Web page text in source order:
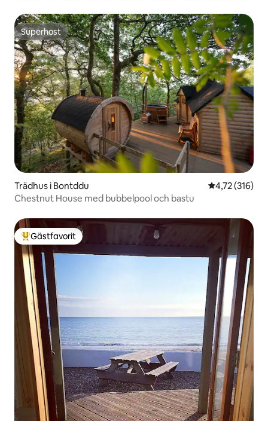
Superhost
Superhost
Trädhus i Bontddu 4,72 av 5 i
4,72 (316)
Chestnut House med bubbelpool och bastu
Populär gästfavorit
Gästfavorit